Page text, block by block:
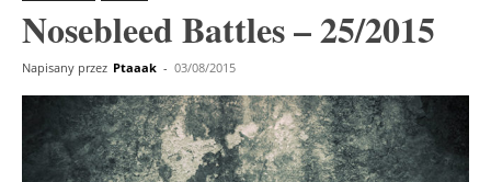
Nosebleed Battles – 25/2015
Napisany przez Ptaaak - 03/08/2015